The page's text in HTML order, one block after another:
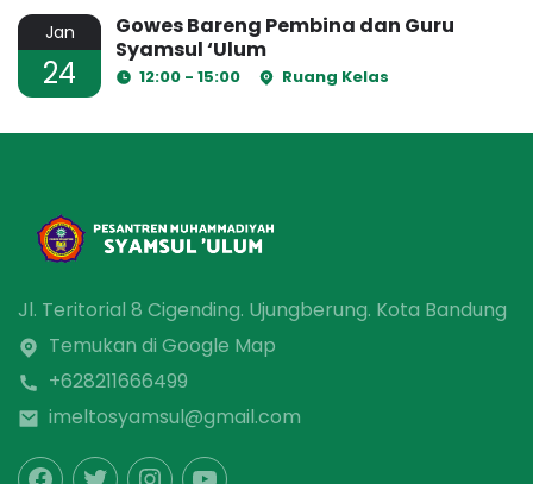
Jan
24
Gowes Bareng Pembina dan Guru
Syamsul ‘Ulum
12:00 - 15:00 Ruang Kelas
Jl. Teritorial 8 Cigending. Ujungberung. Kota Bandung
Temukan di Google Map
+628211666499
imeltosyamsul@gmail.com